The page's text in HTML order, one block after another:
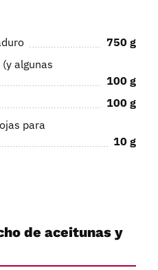
750 g
algunas
100 g
100 g
para
10 g
de aceitunas y